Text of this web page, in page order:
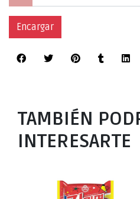
Encargar
TAMBIÉN
INTERESARTE